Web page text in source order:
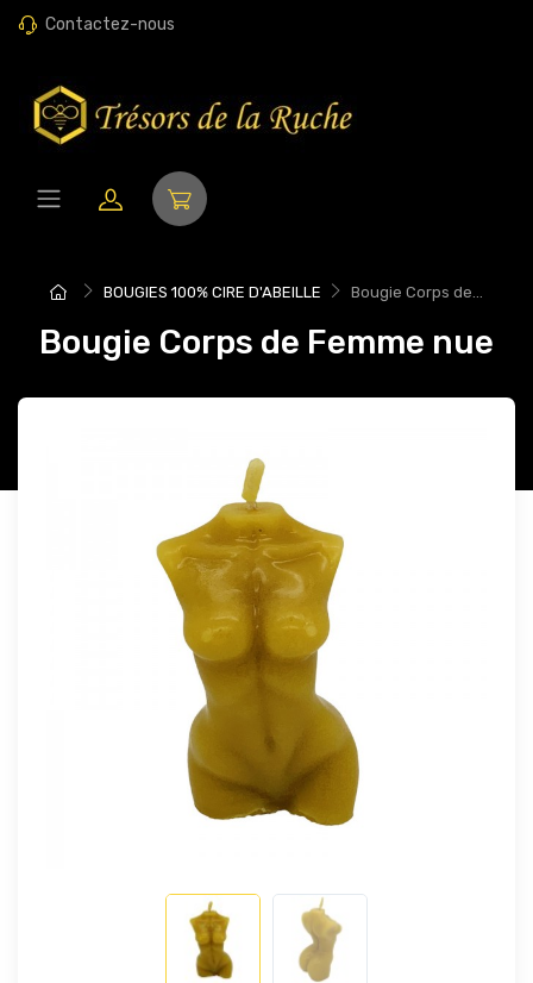
Contactez-nous
BOUGIES 100% CIRE D'ABEILLE Bougie Corps de...
Bougie Corps de Femme nue